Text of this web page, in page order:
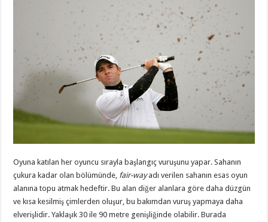
Oyuna katılan her oyuncu sırayla başlangıç vuruşunu yapar. Sahanın
çukura kadar olan bölümünde, fair-wayadı verilen sahanın esas oyun
alanına topu atmak hedeftir. Bu alan diğer alanlara göre daha düzgün
ve kısa kesilmiş çimlerden oluşur, bu bakımdan vuruş yapmaya daha
elverişlidir. Yaklaşık 30 ile 90 metre genişliğinde olabilir. Burada